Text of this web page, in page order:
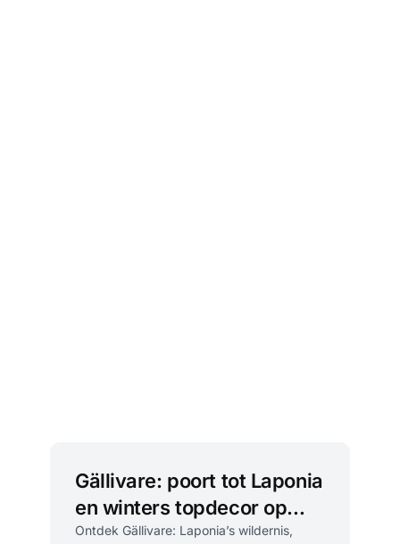
Gällivare: poort tot Laponia
en winters topdecor op
Dundret
Ontdek Gällivare: Laponia’s wildernis,